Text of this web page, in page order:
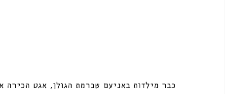
כבר מילדות באניעם שברמת הגולן, אגט הכירה